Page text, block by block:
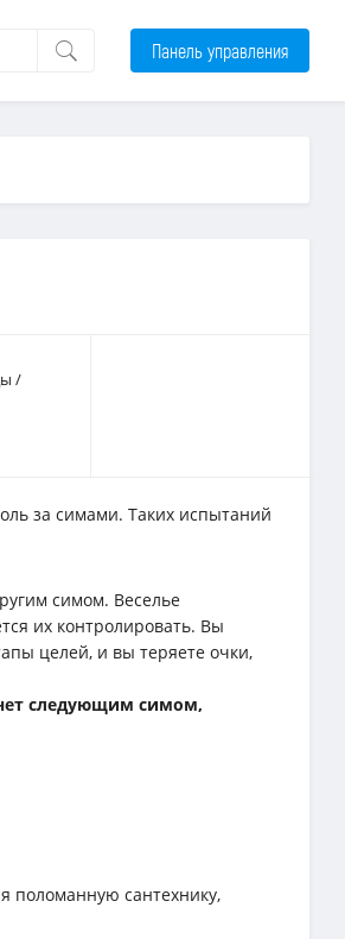
Панель управления
/
за симами. Таких испытаний
симом. Веселье
их контролировать. Вы
целей, и вы теряете очки,
следующим симом,
поломанную сантехнику,